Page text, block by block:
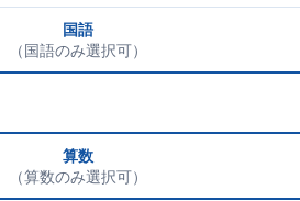
国語
（国語のみ選択可）
算数
（算数のみ選択可）